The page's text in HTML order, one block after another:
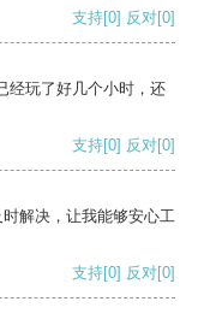
支持[0] 反对[0]
经玩了好几个小时，还
支持[0] 反对[0]
解决，让我能够安心工
支持[0] 反对[0]